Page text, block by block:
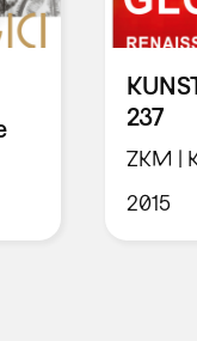
237
ZKM |
2015